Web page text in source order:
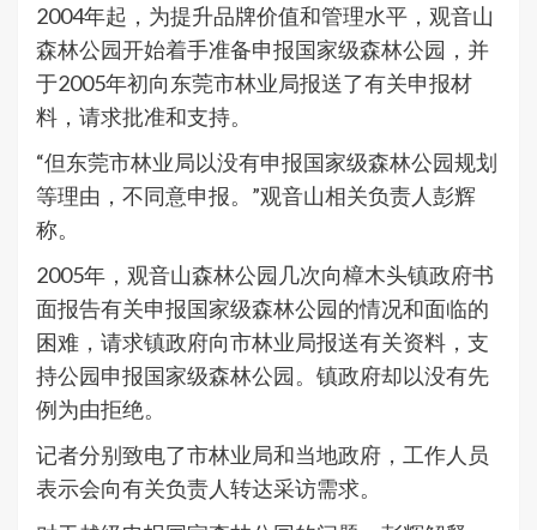
2004年起，为提升品牌价值和管理水平，观音山
森林公园开始着手准备申报国家级森林公园，并
于2005年初向东莞市林业局报送了有关申报材
料，请求批准和支持。
“但东莞市林业局以没有申报国家级森林公园规划
等理由，不同意申报。”观音山相关负责人彭辉
称。
2005年，观音山森林公园几次向樟木头镇政府书
面报告有关申报国家级森林公园的情况和面临的
困难，请求镇政府向市林业局报送有关资料，支
持公园申报国家级森林公园。镇政府却以没有先
例为由拒绝。
记者分别致电了市林业局和当地政府，工作人员
表示会向有关负责人转达采访需求。